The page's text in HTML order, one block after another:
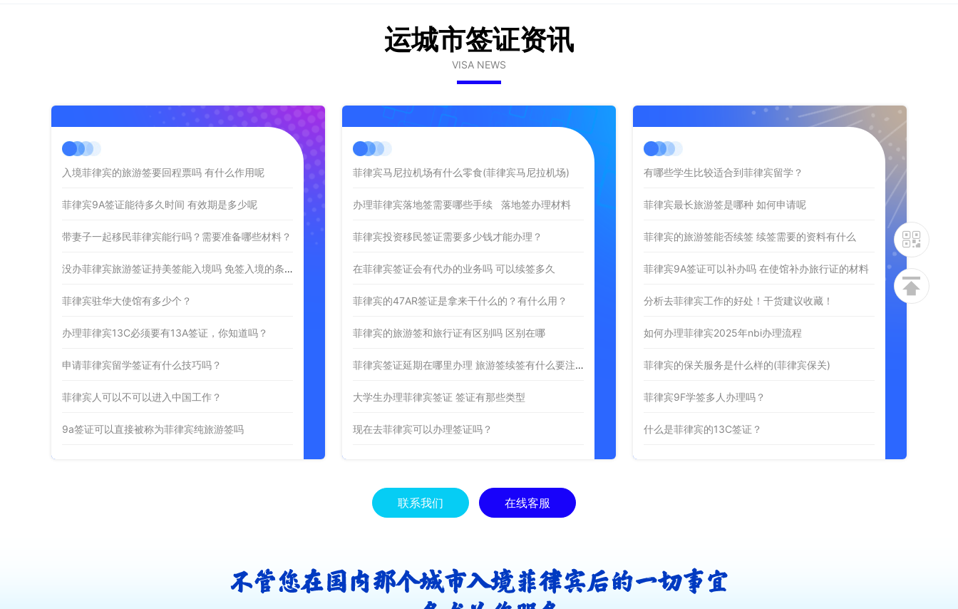
运城市签证资讯
VISA NEWS
入境菲律宾的旅游签要回程票吗 有什么作用呢
菲律宾9A签证能待多久时间 有效期是多少呢
带妻子一起移民菲律宾能行吗？需要准备哪些材料？
没办菲律宾旅游签证持美签能入境吗 免签入境的条件是什么
菲律宾驻华大使馆有多少个？
办理菲律宾13C必须要有13A签证，你知道吗？
申请菲律宾留学签证有什么技巧吗？
菲律宾人可以不可以进入中国工作？
9a签证可以直接被称为菲律宾纯旅游签吗
菲律宾马尼拉机场有什么零食(菲律宾马尼拉机场)
办理菲律宾落地签需要哪些手续 落地签办理材料
菲律宾投资移民签证需要多少钱才能办理？
在菲律宾签证会有代办的业务吗 可以续签多久
菲律宾的47AR签证是拿来干什么的？有什么用？
菲律宾的旅游签和旅行证有区别吗 区别在哪
菲律宾签证延期在哪里办理 旅游签续签有什么要注意的
大学生办理菲律宾签证 签证有那些类型
现在去菲律宾可以办理签证吗？
有哪些学生比较适合到菲律宾留学？
菲律宾最长旅游签是哪种 如何申请呢
菲律宾的旅游签能否续签 续签需要的资料有什么
菲律宾9A签证可以补办吗 在使馆补办旅行证的材料
分析去菲律宾工作的好处！干货建议收藏！
如何办理菲律宾2025年nbi办理流程
菲律宾的保关服务是什么样的(菲律宾保关)
菲律宾9F学签多人办理吗？
什么是菲律宾的13C签证？
联系我们 在线客服